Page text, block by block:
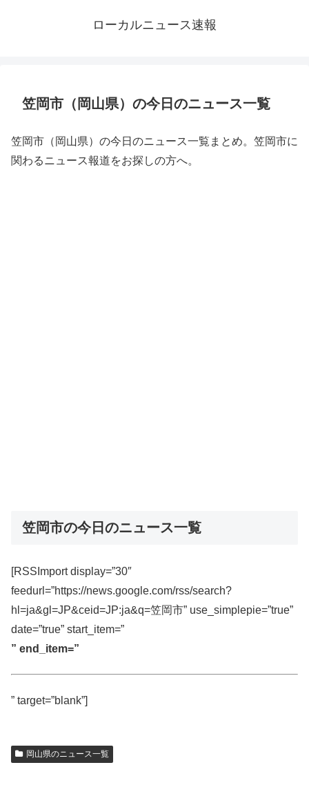
ローカルニュース速報
笠岡市（岡山県）の今日のニュース一覧
笠岡市（岡山県）の今日のニュース一覧まとめ。笠岡市に
関わるニュース報道をお探しの方へ。
笠岡市の今日のニュース一覧
[RSSImport display=”30″
feedurl=”https://news.google.com/rss/search?
hl=ja&gl=JP&ceid=JP:ja&q=笠岡市” use_simplepie=”true”
date=”true” start_item=”
” end_item=”
” target=”blank”]
岡山県のニュース一覧